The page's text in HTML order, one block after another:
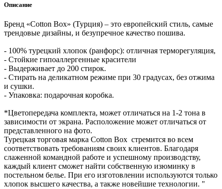
Описание
Бренд «Cotton Box» (Турция) – это европейский стиль, самые
трендовые дизайны, и безупречное качество пошива.
- 100% турецкий хлопок (ранфорс): отличная терморегуляция,
- Стойкие гипоаллергенные красители
- Выдерживает до 200 стирок.
- Стирать на деликатном режиме при 30 градусах, без отжима
и сушки.
- Упаковка: подарочная коробка.
*Цветопередача комплекта, может отличаться на 1-2 тона в
зависимости от экрана. Расположение может отличаться от
представленного на фото.
Турецкая торговая марка Cotton Box стремится во всем
соответствовать требованиям своих клиентов. Благодаря
слаженной командной работе и успешному производству,
каждый клиент сможет найти собственную изюминку в
постельном белье. При его изготовлении используются только
хлопок высшего качества, а также новейшие технологии. "